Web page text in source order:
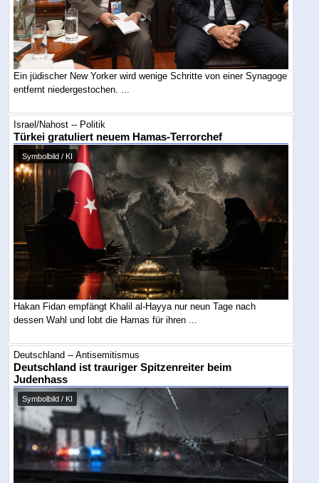
Ein jüdischer New Yorker wird wenige Schritte von einer Synagoge
entfernt niedergestochen. ...
Israel/Nahost -- Politik
Türkei gratuliert neuem Hamas-Terrorchef
Symbolbild / KI
Hakan Fidan empfängt Khalil al-Hayya nur neun Tage nach
dessen Wahl und lobt die Hamas für ihren ...
Deutschland -- Antisemitismus
Deutschland ist trauriger Spitzenreiter beim
Judenhass
Symbolbild / KI